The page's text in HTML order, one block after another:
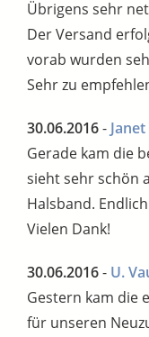
Übrigens sehr
Der Versand
vorab wurden
Sehr zu
30.06.2016-
Gerade kam die
sieht sehr schön
Halsband.
Vielen Dank!
30.06.2016- U.
Gestern kam die
für unseren